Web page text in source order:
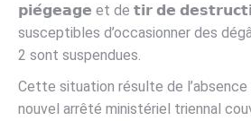
𝗽𝗶𝗲́𝗴𝗲𝗮𝗴𝗲 et de 𝘁𝗶𝗿 𝗱𝗲
susceptibles d’occasionner des
2 sont suspendues.
Cette situation résulte de
nouvel arrêté ministériel triennal